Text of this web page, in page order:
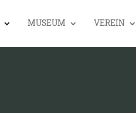
MUSEUM VEREIN